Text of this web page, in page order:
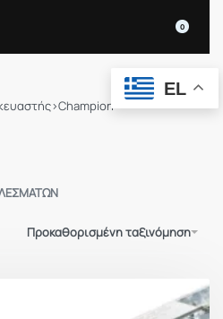
0
›Champion
Προκαθορισμένη ταξινόμηση
EL